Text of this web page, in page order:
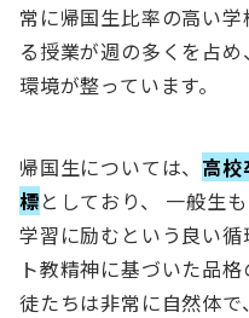
常に帰国生比率の高い
る授業が週の多くを占
環境が整っています。
帰国生については、 高校
標としており、 一般生
学習に励むという良い
ト教精神に基づいた品
徒たちは非常に自然体